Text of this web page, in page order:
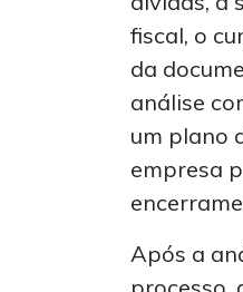
fiscal, o
da
análise
um plano
empresa
Após a